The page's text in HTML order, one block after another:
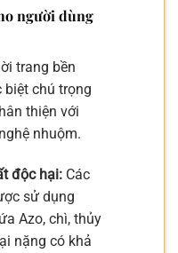
người dùng
trang bền
biệt chú trọng
thiện với
nhuộm.
độc hại:Các
sử dụng
Azo, chì, thủy
nặng có khả